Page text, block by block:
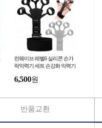
런웨이브 레벨6 실리콘 손가
락악력기 세트 손강화 악력기
동
6,500원
반품교환